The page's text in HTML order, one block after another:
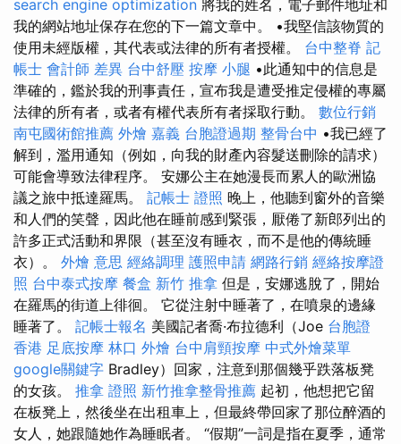
search engine optimization 將我的姓名，電子郵件地址和
我的網站地址保存在您的下一篇文章中。 •我堅信該物質的
使用未經版權，其代表或法律的所有者授權。 台中整脊 記
帳士 會計師 差異 台中舒壓 按摩 小腿 •此通知中的信息是
準確的，鑑於我的刑事責任，宣布我是遭受推定侵權的專屬
法律的所有者，或者有權代表所有者採取行動。 數位行銷
南屯國術館推薦 外燴 嘉義 台胞證過期 整骨台中 •我已經了
解到，濫用通知（例如，向我的財產內容髮送刪除的請求）
可能會導致法律程序。 安娜公主在她漫長而累人的歐洲協
議之旅中抵達羅馬。 記帳士 證照 晚上，他聽到窗外的音樂
和人們的笑聲，因此他在睡前感到緊張，厭倦了新郎列出的
許多正式活動和界限（甚至沒有睡衣，而不是他的傳統睡
衣）。 外燴 意思 經絡調理 護照申請 網路行銷 經絡按摩證
照 台中泰式按摩 餐盒 新竹 推拿 但是，安娜逃脫了，開始
在羅馬的街道上徘徊。 它從注射中睡著了，在噴泉的邊緣
睡著了。 記帳士報名 美國記者喬·布拉德利（Joe 台胞證
香港 足底按摩 林口 外燴 台中肩頸按摩 中式外燴菜單
google關鍵字 Bradley）回家，注意到那個幾乎跌落板凳
的女孩。 推拿 證照 新竹推拿整骨推薦 起初，他想把它留
在板凳上，然後坐在出租車上，但最終帶回家了那位醉酒的
女人，她跟隨她作為睡眠者。 “假期”一詞是指在夏季，通常